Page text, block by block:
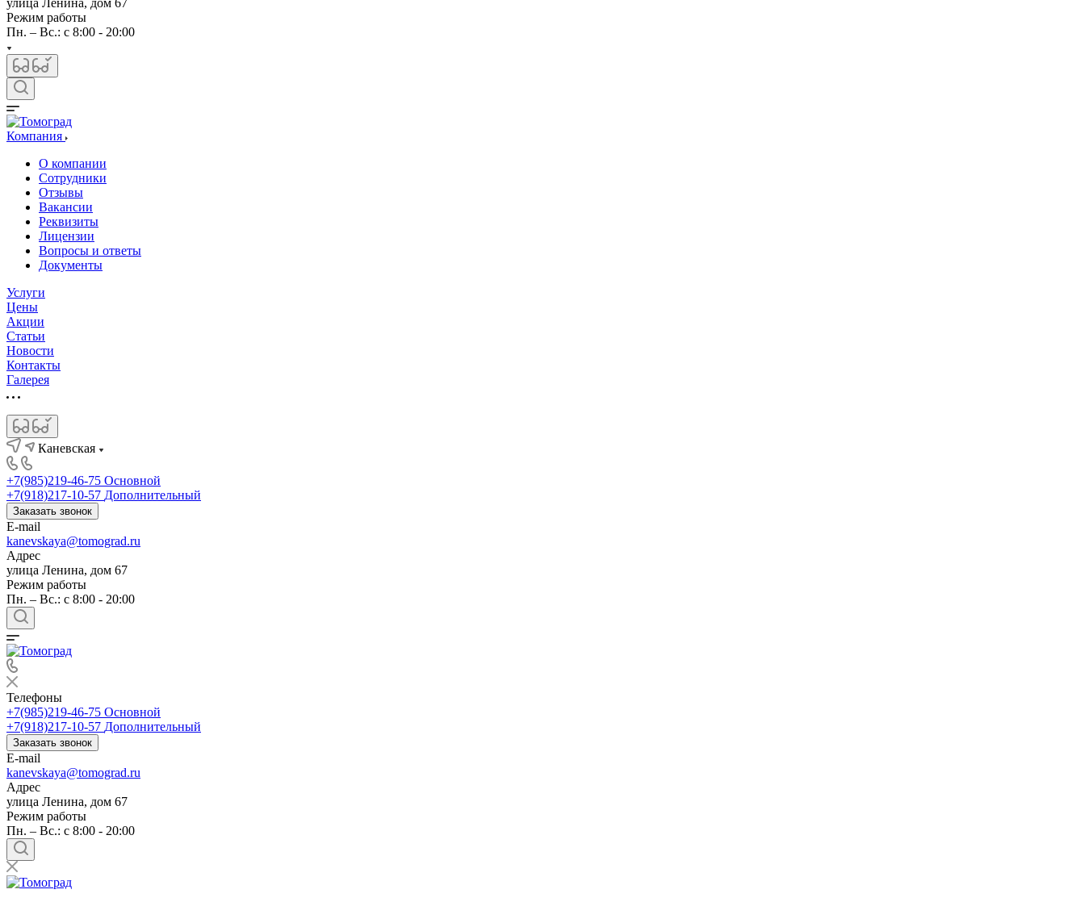
улица Ленина, дом 67
Режим работы
Пн. – Вс.: c 8:00 - 20:00
Компания
О компании
Сотрудники
Отзывы
Вакансии
Реквизиты
Лицензии
Вопросы и ответы
Документы
Услуги
Цены
Акции
Статьи
Новости
Контакты
Галерея
Каневская
+7(985)219-46-75 Основной
+7(918)217-10-57 Дополнительный
Заказать звонок
E-mail
kanevskaya@tomograd.ru
Адрес
улица Ленина, дом 67
Режим работы
Пн. – Вс.: c 8:00 - 20:00
Телефоны
+7(985)219-46-75 Основной
+7(918)217-10-57 Дополнительный
Заказать звонок
E-mail
kanevskaya@tomograd.ru
Адрес
улица Ленина, дом 67
Режим работы
Пн. – Вс.: c 8:00 - 20:00